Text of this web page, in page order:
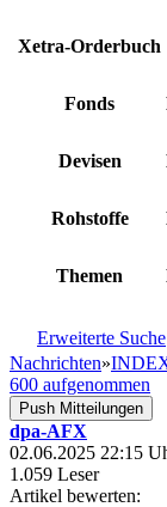
Xetra-Orderbuch
Fonds
Devisen
Rohstoffe
Themen
Erweiterte Suche
Nachrichten»
600 aufgenommen
Push Mitteilungen
dpa-AFX
02.06.2025 22:15
1.059 Leser
Artikel bewerten: